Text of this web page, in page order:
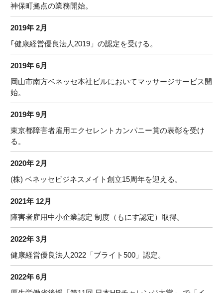
神保町拠点の業務開始。
2019年 2月
｢健康経営優良法人2019」の認定を受ける。
2019年 6月
岡山市南方ベネッセ本社ビルにおいてマッサージサービス開
始。
2019年 9月
東京都障害者雇用エクセレントカンパニー賞の表彰を受け
る。
2020年 2月
(株) ベネッセビジネスメイト創立15周年を迎える。
2021年 12月
障害者雇用中小企業認定 制度（もにす認定）取得。
2022年 3月
健康経営優良法人2022「ブライト500」認定。
2022年 6月